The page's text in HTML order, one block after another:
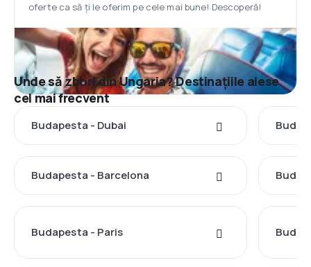
oferte ca să ți le oferim pe cele mai bune! Descoperă!
Unde să zbori din Ungaria? Destinațiile alese
cel mai frecvent
Budapesta - Dubai
Budapesta - Barcelona
Budapesta - Paris